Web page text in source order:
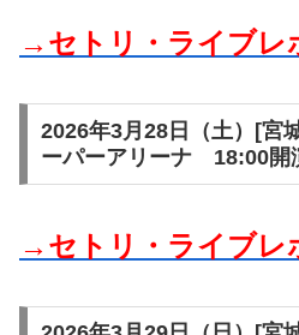
→セトリ・ライブレ
2026年3月28日（土）[宮
ーパーアリーナ 18:00開
→セトリ・ライブレ